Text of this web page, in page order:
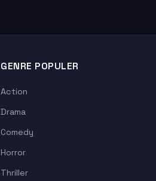
GENRE POPULER
Action
Drama
Comedy
Horror
Thriller